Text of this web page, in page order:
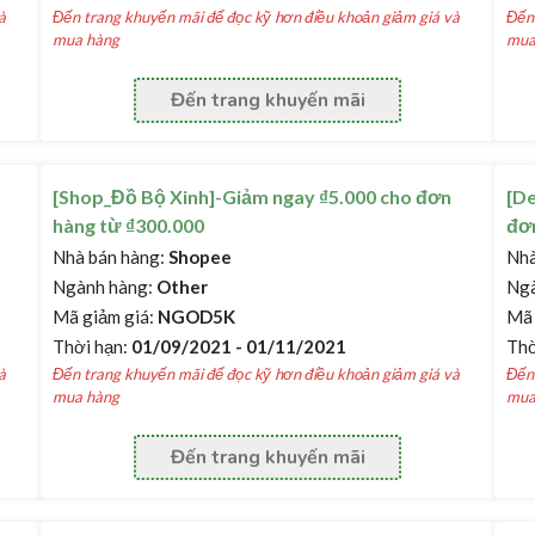
Đến trang khuyến mãi để đọc kỹ hơn điều khoản giảm giá và
mua hàng
Đến trang khuyến mãi
[Shop_Đồ Bộ Xinh]-Giảm ngay ₫5.000 cho đơn
hàng từ ₫300.000
Nhà bán hàng: Shopee
Ngành hàng: Other
Mã giảm giá: NGOD5K
Thời hạn: 01/09/2021 - 01/11/2021
Đến trang khuyến mãi để đọc kỹ hơn điều khoản giảm giá và
mua hàng
Đến trang khuyến mãi